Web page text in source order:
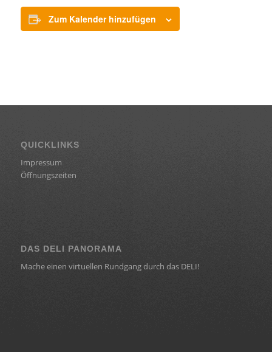
Zum Kalender hinzufügen
QUICKLINKS
Impressum
Öffnungszeiten
DAS DELI PANORAMA
Mache einen virtuellen Rundgang durch das DELI!